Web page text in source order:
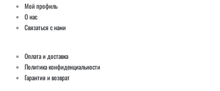
Мой профиль
О нас
Связаться с нами
Оплата и доставка
Политика конфиденциальности
Гарантия и возврат